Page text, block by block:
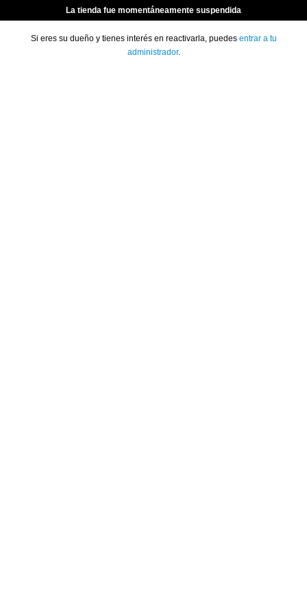
La tienda fue momentáneamente suspendida
Si eres su dueño y tienes interés en reactivarla, puedes entrar a tu
administrador.